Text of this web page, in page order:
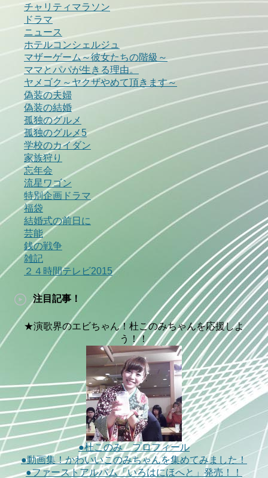
チャリティマラソン
ドラマ
ニュース
ホテルコンシェルジュ
マザーゲーム～彼女たちの階級～
ママとパパが生きる理由。
ヤメゴク～ヤクザやめて頂きます～
偽装の夫婦
偽装の結婚
孤独のグルメ
孤独のグルメ5
学校のカイダン
家族狩り
忘年会
流星ワゴン
特別企画ドラマ
福袋
結婚式の前日に
芸能
銭の戦争
雑記
２４時間テレビ2015
注目記事！
★演歌界のエビちゃん！杜このみちゃんを応援しよ
う！！
●杜このみ プロフィール
●動画集！かわいいこのみちゃんを集めてみました！
●ファーストアルバム「いろはにほへと」発売！！